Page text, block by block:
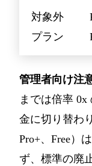
対象外
プラン
管理者向け注
までは倍率
金に切り替わ
Pro+、Free）
ず、標準の廃